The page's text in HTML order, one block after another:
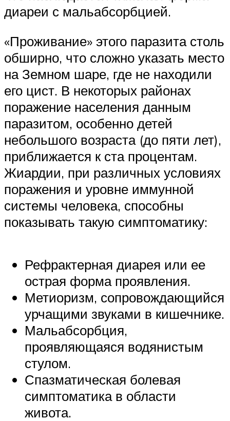
диареи с мальабсорбцией.
«Проживание» этого паразита столь
обширно, что сложно указать место
на Земном шаре, где не находили
его цист. В некоторых районах
поражение населения данным
паразитом, особенно детей
небольшого возраста (до пяти лет),
приближается к ста процентам.
Жиардии, при различных условиях
поражения и уровне иммунной
системы человека, способны
показывать такую симптоматику:
Рефрактерная диарея или ее
острая форма проявления.
Метиоризм, сопровождающийся
урчащими звуками в кишечнике.
Мальабсорбция,
проявляющаяся водянистым
стулом.
Спазматическая болевая
симптоматика в области
живота.